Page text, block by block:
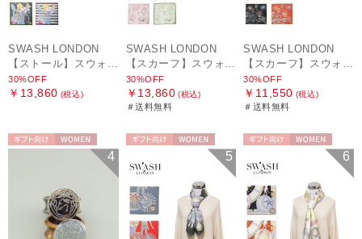
SWASH LONDON
【ストール】スウォッシュロンドン (SWASH LONDON) Oceanic Odyssey 115*115 コットンスクエア
30%OFF
￥13,860 (税込)
SWASH LONDON
【スカーフ】スウォッシュロンドン (SWASH LONDON) Picture Postcard 88cm×88cm シルクスカーフ 日本製
30%OFF
￥13,860 (税込)
＃送料無料
SWASH LONDON
【スカーフ】スウォッシュロンドン (SWASH LONDON) Ferris Festivity 68cm×68cm シルクスカーフ 日本製
30%OFF
￥11,550 (税込)
＃送料無料
ギフト向けWOMEN 4 WOMEN 5 WOMEN 6